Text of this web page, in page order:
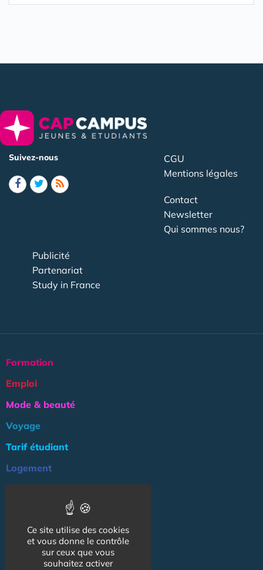
Suivez-nous
CGU
Mentions légales
Contact
Newsletter
Qui sommes nous?
Publicité
Partenariat
Study in France
Formation
Emploi
Mode & beauté
Voyage
Tarif étudiant
Logement
Association
NOS AUTRES SITES :
Ce site utilise des cookies
et vous donne le contrôle
sur ceux que vous
souhaitez activer